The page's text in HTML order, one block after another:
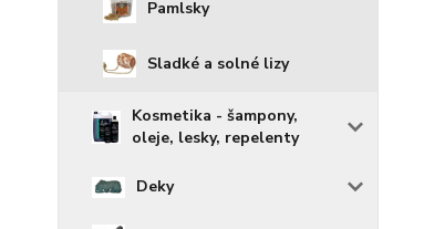
Pamlsky
Sladké a solné lizy
Kosmetika - šampony,
oleje, lesky, repelenty
Deky